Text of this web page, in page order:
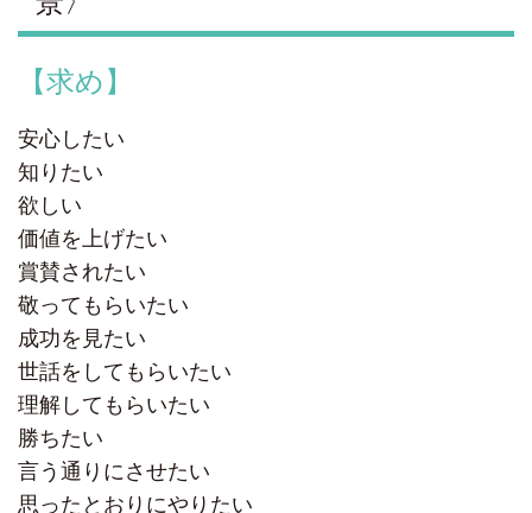
【求め】
安心したい
知りたい
欲しい
価値を上げたい
賞賛されたい
敬ってもらいたい
成功を見たい
世話をしてもらいたい
理解してもらいたい
勝ちたい
言う通りにさせたい
思ったとおりにやりたい